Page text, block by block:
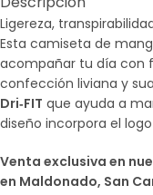
Ligereza,
Esta camiseta de
acompañar tu día con
confección liviana y
Dri‑FIT que ayuda a
diseño incorpora el
Venta exclusiva en
en Maldonado, San